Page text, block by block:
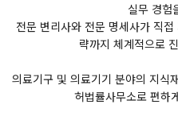
실무 경험
전문 변리사와 전문 명세사가 직
략까지 체계적으로
의료기구 및 의료기기 분야의 지식
허법률사무소로 편하